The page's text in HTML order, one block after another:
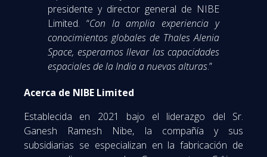
presidente y director general de NIBE
Limited. “Con la amplia experiencia y
conocimientos globales de Thales Alenia
Space, esperamos llevar las capacidades
espaciales de la India a nuevas alturas.”
Acerca de NIBE Limited
Establecida en 2021 bajo el liderazgo del Sr.
Ganesh Ramesh Nibe, la compañía y sus
subsidiarias se especializan en la fabricación de